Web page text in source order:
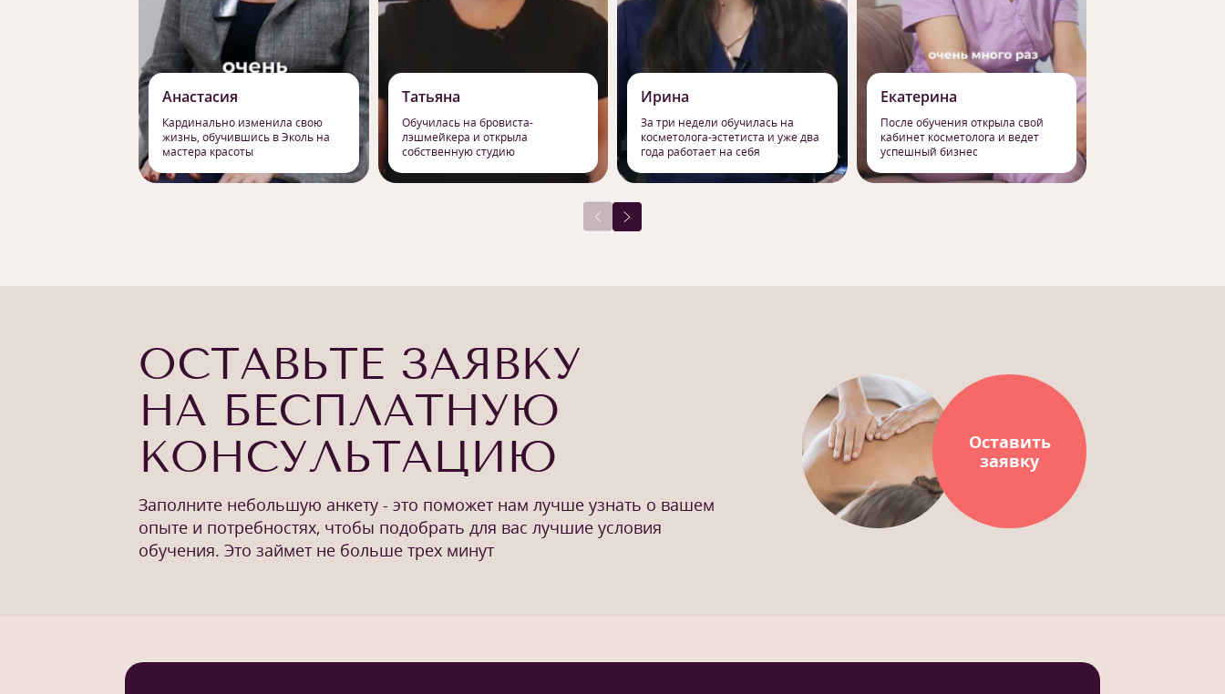
Анастасия
Кардинально изменила свою
жизнь, обучившись в Эколь на
мастера красоты
Татьяна
Обучилась на бровиста-
лэшмейкера и открыла
собственную студию
Ирина
За три недели обучилась на
косметолога-эстетиста и уже два
года работает на себя
Екатерина
После обучения открыла свой
кабинет косметолога и ведет
успешный бизнес
ОСТАВЬТЕ ЗАЯВКУ
НА БЕСПЛАТНУЮ
КОНСУЛЬТАЦИЮ
Заполните небольшую анкету - это поможет нам лучше узнать о вашем
опыте и потребностях, чтобы подобрать для вас лучшие условия
обучения. Это займет не больше трех минут
Оставить
заявку